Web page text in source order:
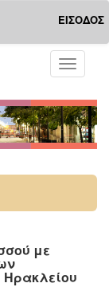
ΕΙΣΟΔΟΣ
Toggle
με